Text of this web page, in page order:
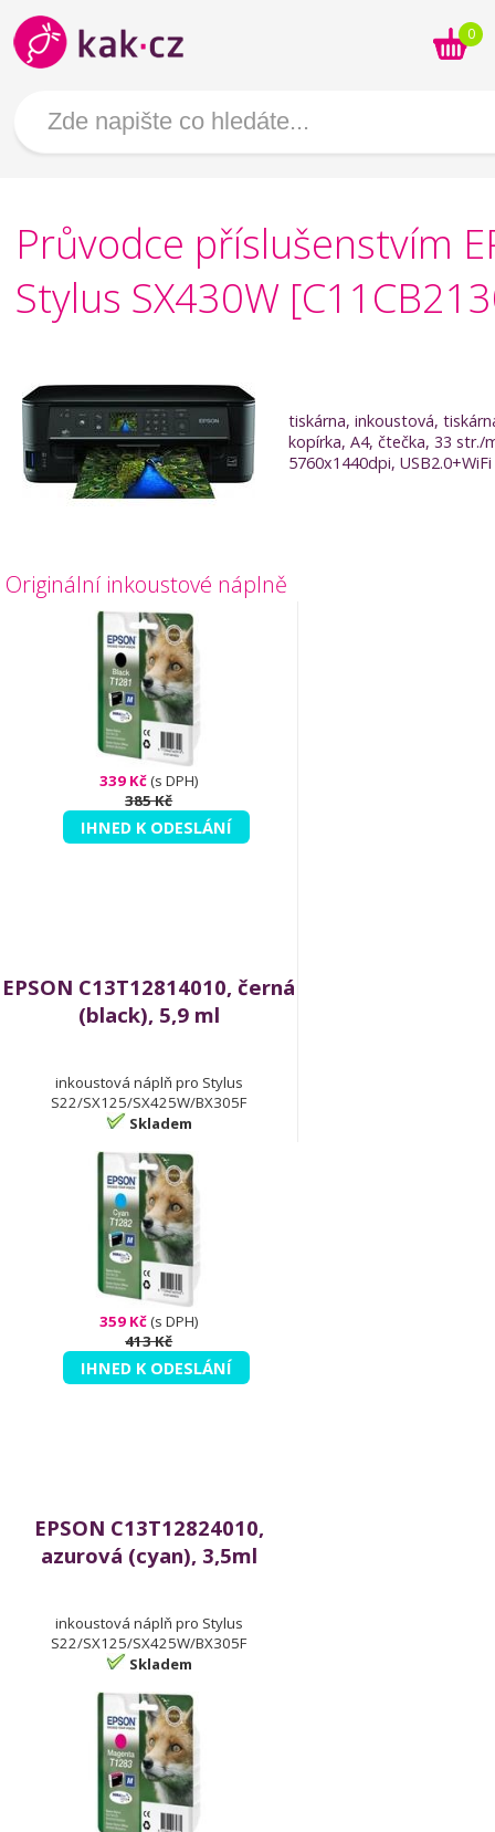
0
Průvodce příslušenstvím
Stylus SX430W
tiskárna, inkoustová,
kopírka, A4, čtečka, 33 str./
5760x1440dpi, USB2.0+WiFi
Originální inkoustové náplně
339 Kč(s DPH)
385 Kč
IHNED K ODESLÁNÍ
EPSON C13T12814010, černá
(black), 5,9 ml
inkoustová náplň pro Stylus
S22/SX125/SX425W/BX305F
Skladem
359 Kč(s DPH)
413 Kč
IHNED K ODESLÁNÍ
EPSON C13T12824010,
azurová (cyan), 3,5ml
inkoustová náplň pro Stylus
S22/SX125/SX425W/BX305F
Skladem